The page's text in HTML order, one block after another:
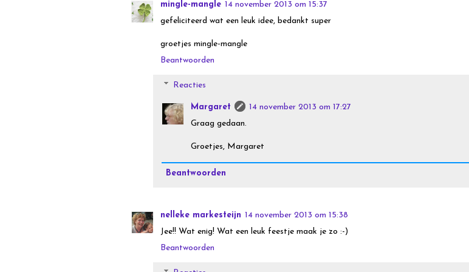
mingle-mangle 14 november 2013 om 15:37
gefeliciteerd wat een leuk idee, bedankt super
groetjes mingle-mangle
Beantwoorden
Reacties
Margaret
14 november 2013 om 17:27
Graag gedaan.
Groetjes, Margaret
Beantwoorden
nelleke markesteijn 14 november 2013 om 15:38
Jee!! Wat enig! Wat een leuk feestje maak je zo :-)
Beantwoorden